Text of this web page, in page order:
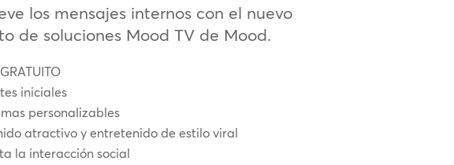
los mensajes internos con el nuevo
de soluciones Mood TV de Mood.
iniciales
personalizables
atractivo y entretenido de estilo viral
la interacción social